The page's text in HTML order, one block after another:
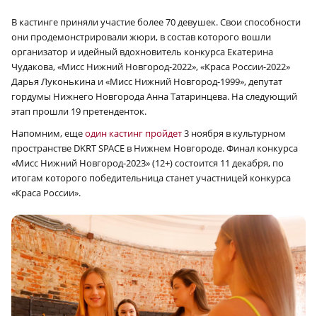
В кастинге приняли участие более 70 девушек. Свои способности
они продемонстрировали жюри, в состав которого вошли
организатор и идейный вдохновитель конкурса Екатерина
Чудакова, «Мисс Нижний Новгород-2022», «Краса России-2022»
Дарья Луконькина и «Мисс Нижний Новгород-1999», депутат
гордумы Нижнего Новгорода Анна Татаринцева. На следующий
этап прошли 19 претенденток.
Напомним, ещеодин кастинг пройдет3 ноября в культурном
пространстве DKRT SPACE в Нижнем Новгороде. Финал конкурса
«Мисс Нижний Новгород-2023» (12+) состоится 11 декабря, по
итогам которого победительница станет участницей конкурса
«Краса России».